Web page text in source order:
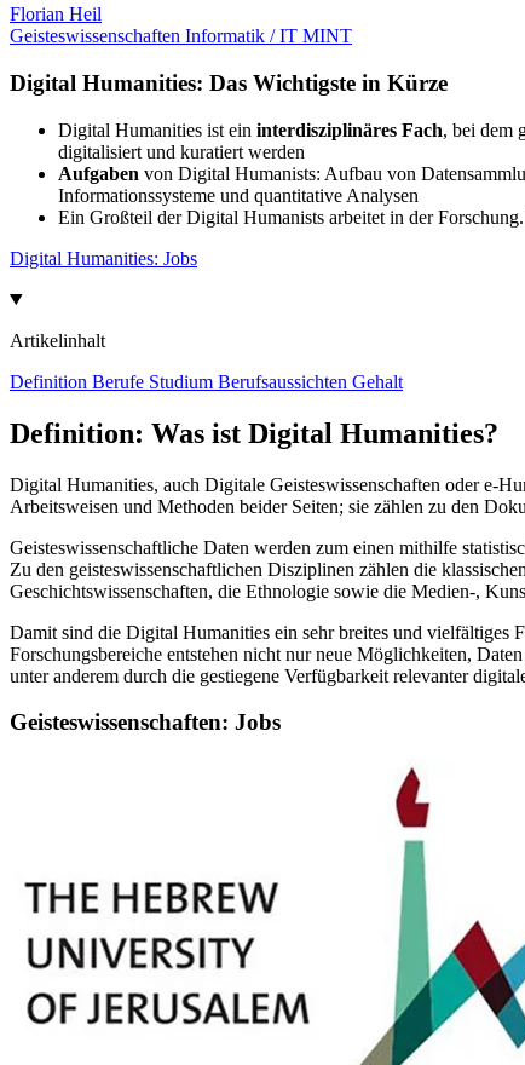
Florian Heil
Geisteswissenschaften Informatik / IT MINT
Digital Humanities: Das Wichtigste in Kürze
Digital Humanities ist ein interdisziplinäres Fach, bei dem
digitalisiert und kuratiert werden
Aufgaben von Digital Humanists: Aufbau von
Informationssysteme und quantitative Analysen
Ein Großteil der Digital Humanists arbeitet in der
Digital Humanities: Jobs
Artikelinhalt
Definition Berufe Studium Berufsaussichten Gehalt
Definition: Was ist Digital Humanities?
Digital Humanities, auch Digitale Geisteswissenschaften oder e-
Arbeitsweisen und Methoden beider Seiten; sie zählen zu den
Geisteswissenschaftliche Daten werden zum einen mithilfe
Zu den geisteswissenschaftlichen Disziplinen zählen die
Geschichtswissenschaften, die Ethnologie sowie die Medien-,
Damit sind die Digital Humanities ein sehr breites und vielfältiges
Forschungsbereiche entstehen nicht nur neue Möglichkeiten,
unter anderem durch die gestiegene Verfügbarkeit relevanter
Geisteswissenschaften: Jobs